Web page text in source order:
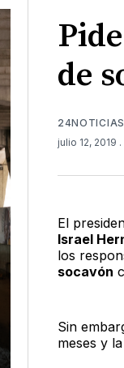
de
24NOTICIAS
julio 12, 2019
El
Israel
los
socavón
Sin
meses y la